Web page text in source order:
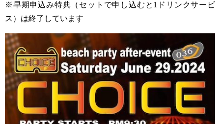
※早期申込み特典（セットで申し込むと1ドリンクサービ
ス）は終了しています